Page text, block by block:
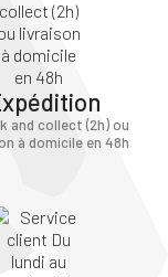
and collect (2h) ou
à domicile en 48h